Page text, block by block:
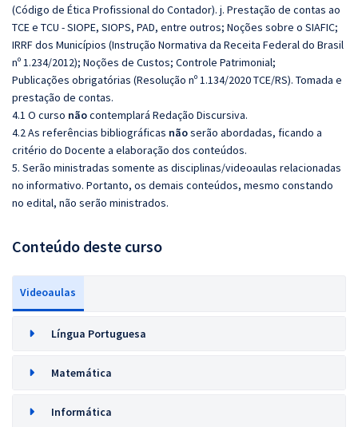
(Código de Ética Profissional do Contador). j. Prestação de contas ao
TCE e TCU - SIOPE, SIOPS, PAD, entre outros; Noções sobre o SIAFIC;
IRRF dos Municípios (Instrução Normativa da Receita Federal do Brasil
nº 1.234/2012); Noções de Custos; Controle Patrimonial;
Publicações obrigatórias (Resolução nº 1.134/2020 TCE/RS). Tomada e
prestação de contas.
4.1 O curso nãocontemplará Redação Discursiva.
4.2 As referências bibliográficas nãoserão abordadas, ficando a
critério do Docente a elaboração dos conteúdos.
5. Serão ministradas somente as disciplinas/videoaulas relacionadas
no informativo. Portanto, os demais conteúdos, mesmo constando
no edital, não serão ministrados.
Conteúdo deste curso
Videoaulas
Língua Portuguesa
Matemática
Informática